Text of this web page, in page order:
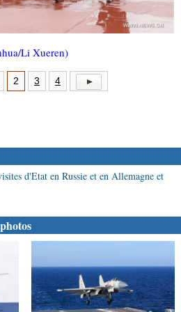
Li Xueren)
2 3 4
d'Etat en Russie et en Allemagne et